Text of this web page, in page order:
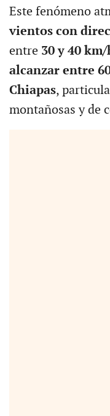
Este fenómeno
vientos con
entre 30 y 40
alcanzar entre
Chiapas,
montañosas y de